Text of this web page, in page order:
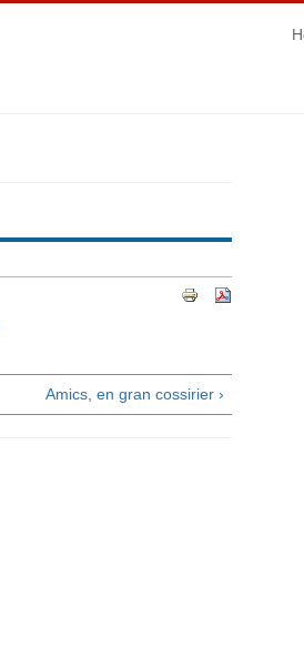
Amics, en gran cossirier ›